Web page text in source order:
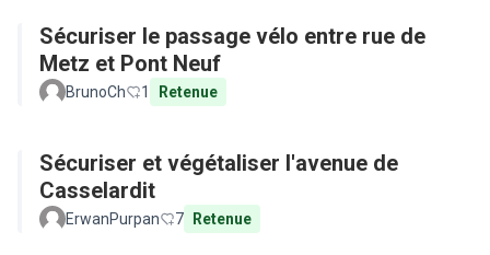
Sécuriser le passage vélo entre rue de
Metz et Pont Neuf
BrunoCh 1 Retenue
Sécuriser et végétaliser l'avenue de
Casselardit
ErwanPurpan 7 Retenue